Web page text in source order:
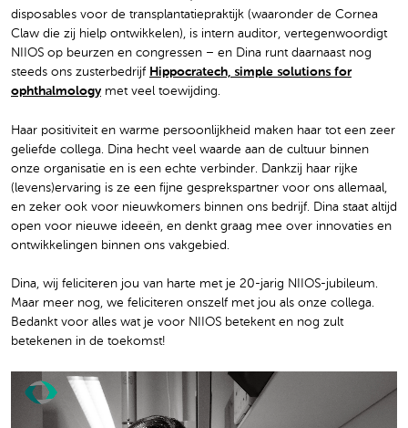
disposables voor de transplantatiepraktijk (waaronder de Cornea
Claw die zij hielp ontwikkelen), is intern auditor, vertegenwoordigt
NIIOS op beurzen en congressen – en Dina runt daarnaast nog
steeds ons zusterbedrijf Hippocratech, simple solutions for
ophthalmology met veel toewijding.
Haar positiviteit en warme persoonlijkheid maken haar tot een zeer
geliefde collega. Dina hecht veel waarde aan de cultuur binnen
onze organisatie en is een echte verbinder. Dankzij haar rijke
(levens)ervaring is ze een fijne gesprekspartner voor ons allemaal,
en zeker ook voor nieuwkomers binnen ons bedrijf. Dina staat altijd
open voor nieuwe ideeën, en denkt graag mee over innovaties en
ontwikkelingen binnen ons vakgebied.
Dina, wij feliciteren jou van harte met je 20-jarig NIIOS-jubileum.
Maar meer nog, we feliciteren onszelf met jou als onze collega.
Bedankt voor alles wat je voor NIIOS betekent en nog zult
betekenen in de toekomst!
Video
Player